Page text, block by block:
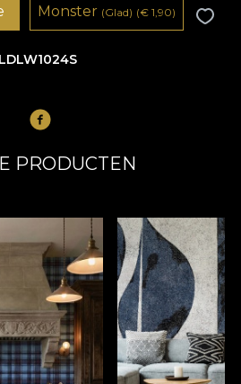
Monster (Glad) (€ 1,90)
PRODUCTEN